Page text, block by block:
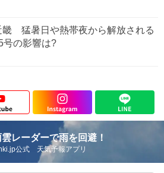
畿 猛暑日や熱帯夜から解放される
の影響は?
レーダーで雨を回避！
公式 天気予報アプリ